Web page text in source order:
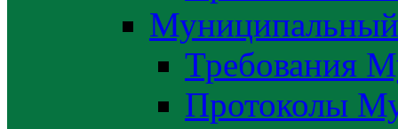
Муниципальный
Требования
Протоколы